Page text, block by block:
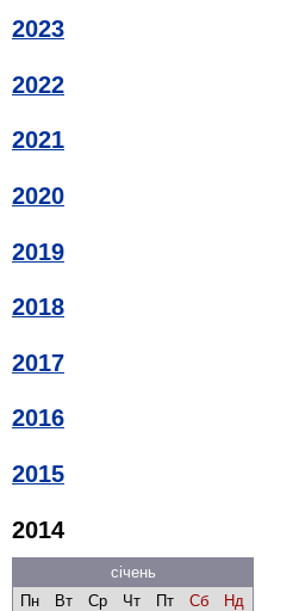
2023
2022
2021
2020
2019
2018
2017
2016
2015
2014
січень
Пн
Вт Ср Чт Пт Сб
Нд